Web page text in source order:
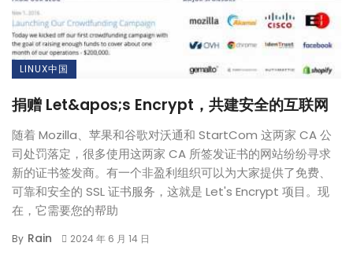
LINUX中国
捐赠 Let&apos;s Encrypt，共建安全的互联网
随着 Mozilla、苹果和谷歌对沃通和 StartCom 这两家 CA 公
司处罚落定，很多使用这两家 CA 所签发证书的网站纷纷寻求
新的证书签发商。有一个非盈利组织可以为大家提供了免费、
可靠和安全的 SSL 证书服务，这就是 Let's Encrypt 项目。现
在，它需要您的帮助
By Rain 2024 年 6 月 14 日